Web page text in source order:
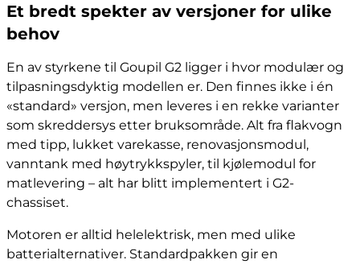
Et bredt spekter av versjoner for ulike
behov
En av styrkene til Goupil G2 ligger i hvor modulær og
tilpasningsdyktig modellen er. Den finnes ikke i én
«standard» versjon, men leveres i en rekke varianter
som skreddersys etter bruksområde. Alt fra flakvogn
med tipp, lukket varekasse, renovasjonsmodul,
vanntank med høytrykkspyler, til kjølemodul for
matlevering – alt har blitt implementert i G2-
chassiset.
Motoren er alltid helelektrisk, men med ulike
batterialternativer. Standardpakken gir en